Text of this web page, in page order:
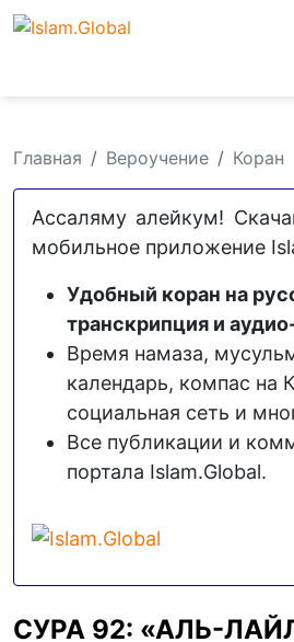
Главная Вероучение Коран
Ассаляму алейкум!
мобильное приложение
Удобный коран на
транскрипция и
Время намаза,
календарь, компас на
социальная сеть и
Все публикации и
портала Islam.Global.
СУРА 92: «АЛЬ-